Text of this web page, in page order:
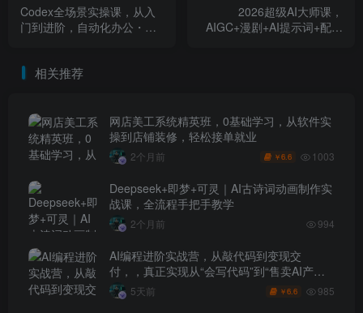
Codex全场景实操课，从入
门到进阶，自动化办公・网
2026超级AI大师课，
AIGC+漫剧+AI提示词+配套
相关推荐
网店美工系统精英班，0基础学习，从软件实
操到店铺装修，轻松接单就业
2个月前 ￥6.6 1003
Deepseek+即梦+可灵｜AI古诗词动画制作实
战课，全流程手把手教学
2个月前 994
AI编程进阶实战营，从敲代码到变现交
付，，真正实现从“会写代码”到“售卖AI产品
盈利”的跨越
5天前 ￥6.6 985